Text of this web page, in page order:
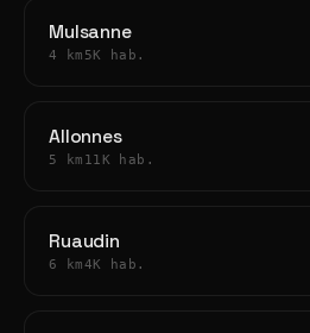
Mulsanne
4 km 5K hab.
Allonnes
5 km 11K hab.
Ruaudin
6 km4K hab.